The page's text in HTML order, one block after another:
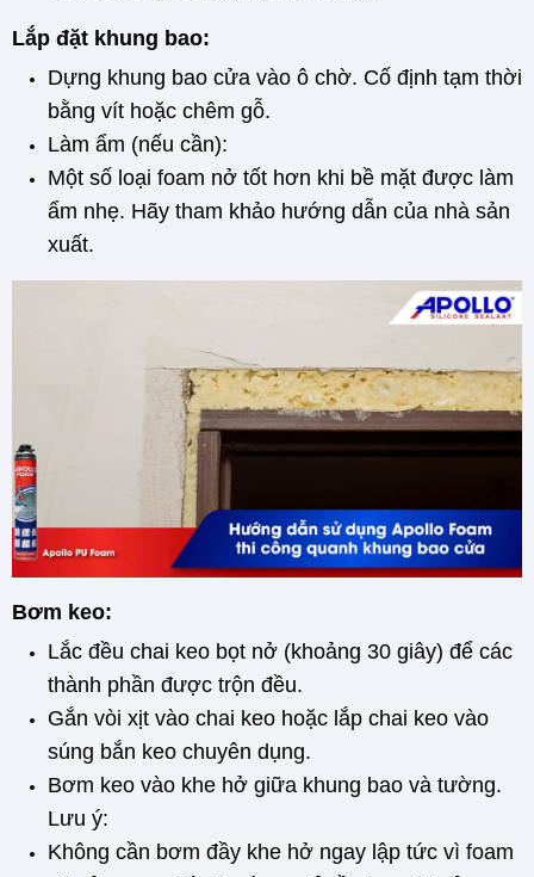
Lắp đặt khung bao:
Dựng khung bao cửa vào ô chờ. Cố định tạm thời
bằng vít hoặc chêm gỗ.
Làm ẩm (nếu cần):
Một số loại foam nở tốt hơn khi bề mặt được làm
ẩm nhẹ. Hãy tham khảo hướng dẫn của nhà sản
xuất.
Bơm keo:
Lắc đều chai keo bọt nở (khoảng 30 giây) để các
thành phần được trộn đều.
Gắn vòi xịt vào chai keo hoặc lắp chai keo vào
súng bắn keo chuyên dụng.
Bơm keo vào khe hở giữa khung bao và tường.
Lưu ý:
Không cần bơm đầy khe hở ngay lập tức vì foam